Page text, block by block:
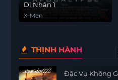
Dị Nhân 1
X-Men
THỊNH HÀNH
Đặc Vụ Không